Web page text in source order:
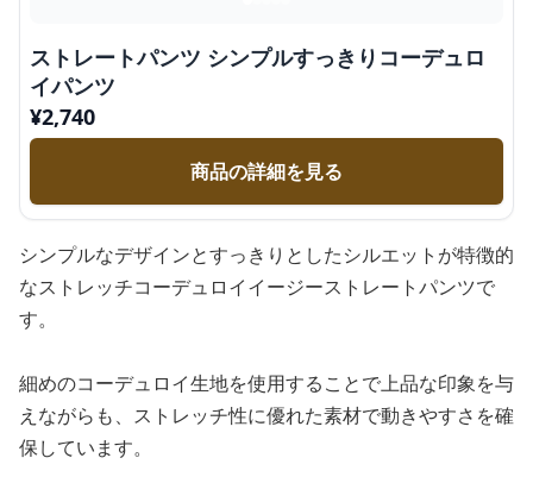
ストレートパンツ シンプルすっきりコーデュロ
イパンツ
¥2,740
商品の詳細を見る
シンプルなデザインとすっきりとしたシルエットが特徴的
なストレッチコーデュロイイージーストレートパンツで
す。
細めのコーデュロイ生地を使用することで上品な印象を与
えながらも、ストレッチ性に優れた素材で動きやすさを確
保しています。